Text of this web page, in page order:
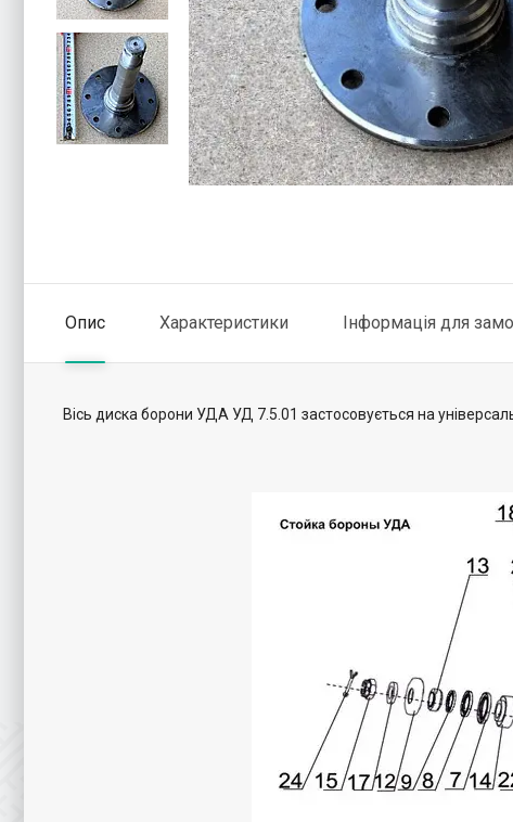
Опис Характеристики Інформація для
Вісь диска борони УДА УД 7.5.01 застосовується на